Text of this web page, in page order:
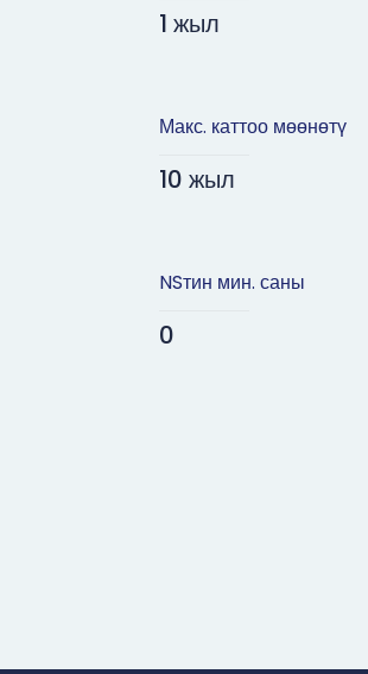
1 жыл
Макс. каттоо мөөнөтү
10 жыл
NSтин мин. саны
0